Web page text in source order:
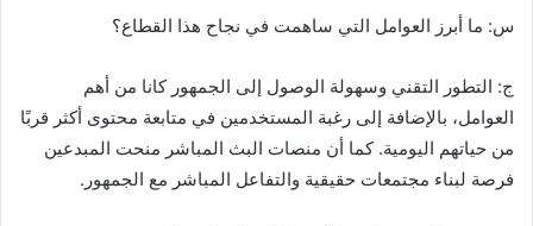
س: ما أبرز العوامل التي ساهمت في نجاح هذا القطاع؟
ج: التطور التقني وسهولة الوصول إلى الجمهور كانا من أهم
العوامل، بالإضافة إلى رغبة المستخدمين في متابعة محتوى أكثر قربًا
من حياتهم اليومية. كما أن منصات البث المباشر منحت المبدعين
فرصة لبناء مجتمعات حقيقية والتفاعل المباشر مع الجمهور.